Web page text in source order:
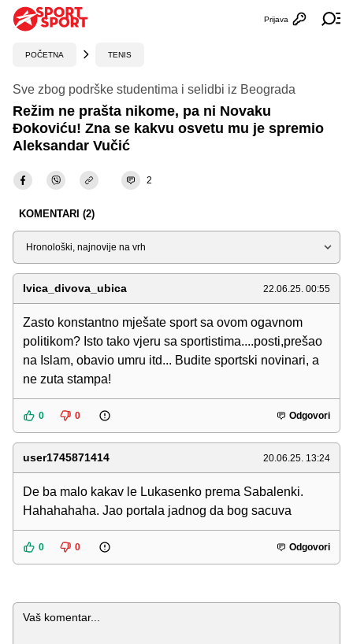
Otvori
Prijava
POČETNA TENIS
Sve zbog podrške studentima i selidbi iz Beograda
Režim ne prašta nikome, pa ni Novaku
Đokoviću! Zna se kakvu osvetu mu je spremio
Aleksandar Vučić
2
KOMENTARI (2)
Sortiraj
Ivica_divova_ubica 22.06.25. 00:55
Zasto konstantno mješate sport sa ovom ogavnom
politikom? Isto tako vjeru sa sportistima....posti,prešao
na Islam, obavio umru itd... Budite sportski novinari, a
ne zuta stampa!
0 0 Odgovori
user1745871414 20.06.25. 13:24
De ba malo kakav le Lukasenko prema Sabalenki.
Hahahahaha. Jao portala jadnog da bog sacuva
0 0 Odgovori
Komentar